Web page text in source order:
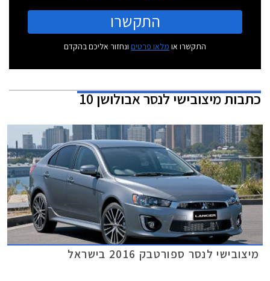
התקשרו
התקשרו או מלאו פרטים ונחזור אליכם בהקדם
כתבותמיצובישי לנסר אבולושן 10
מיצובישי לנסר ספורטבק 2016 בישראל